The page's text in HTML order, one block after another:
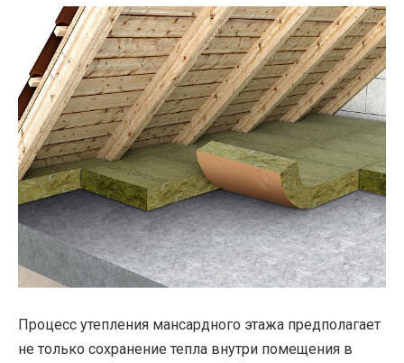
Процесс утепления мансардного этажа предполагает
не только сохранение тепла внутри помещения в